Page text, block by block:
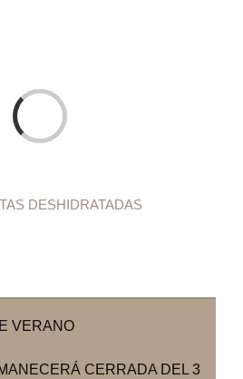
Cargando...
DESHIDRATADAS
VERANO
CERRADA DEL 3